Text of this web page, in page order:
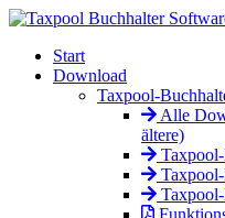
Start
Download
Taxpool-
Alle
ältere)